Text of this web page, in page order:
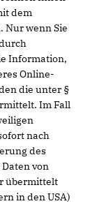
dem
Nur wenn Sie
Information,
Online-
die unter §
Im Fall
nach
des
von
übermittelt
in den USA)